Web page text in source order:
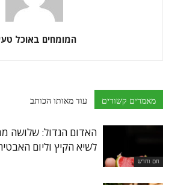
המומחים באוכל
מאמרים קשורים עוד מאותו הכותב
חם וחדש
האדום הגדול: שלושה
לשיא הקיץ וליום